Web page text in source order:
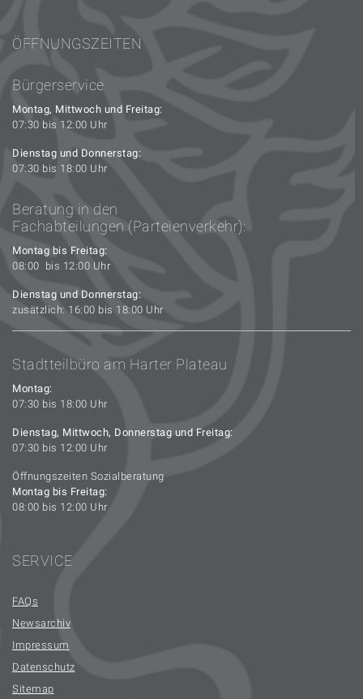
ÖFFNUNGSZEITEN
Bürgerservice
Montag, Mittwoch und Freitag:
07:30 bis 12:00 Uhr
Dienstag und Donnerstag:
07:30 bis 18:00 Uhr
Beratung in den
Fachabteilungen (Parteienverkehr):
Montag bis Freitag:
08:00 bis 12:00 Uhr
Dienstag und Donnerstag:
zusätzlich: 16:00 bis 18:00 Uhr
Stadtteilbüro am Harter Plateau
Montag:
07:30 bis 18:00 Uhr
Dienstag, Mittwoch, Donnerstag und Freitag:
07:30 bis 12:00 Uhr
Öffnungszeiten Sozialberatung
Montag bis Freitag:
08:00 bis 12:00 Uhr
SERVICE
FAQs
Newsarchiv
Impressum
Datenschutz
Sitemap